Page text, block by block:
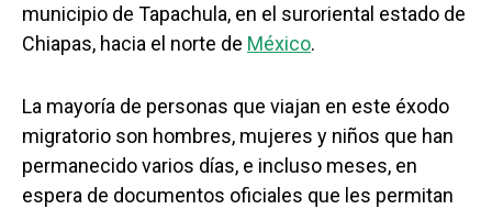
municipio de Tapachula, en el suroriental estado de
Chiapas, hacia el norte de México.
La mayoría de personas que viajan en este éxodo
migratorio son hombres, mujeres y niños que han
permanecido varios días, e incluso meses, en
espera de documentos oficiales que les permitan